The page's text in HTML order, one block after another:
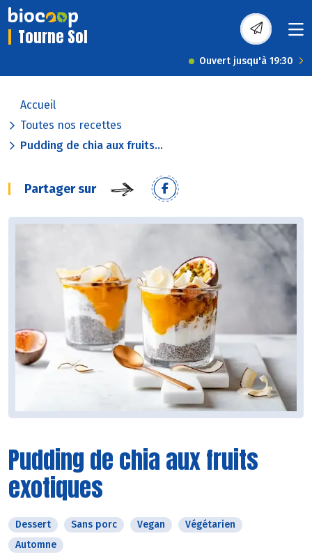
Tourne Sol
Ouvert jusqu'à 19:30
Accueil
Toutes nos recettes
Pudding de chia aux fruits...
Partager sur
Pudding de chia aux fruits
exotiques
Dessert Sans porc Vegan
Végétarien
Automne